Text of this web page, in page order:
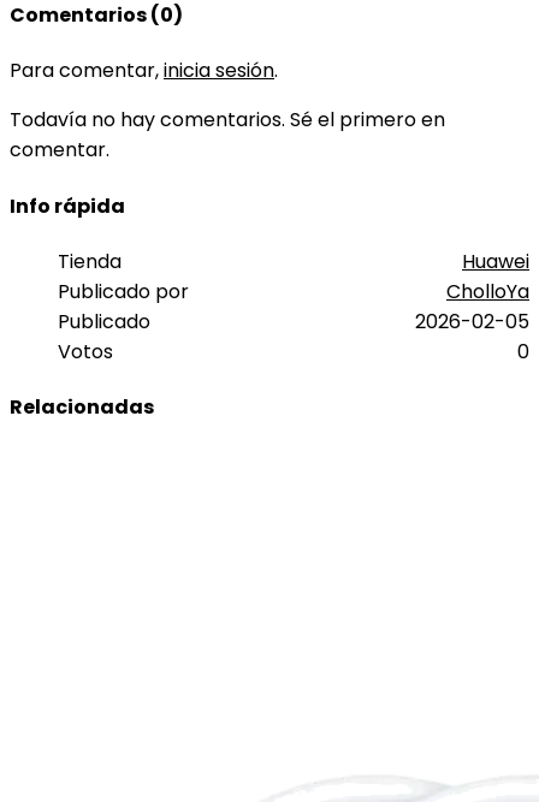
Comentarios (0)
Para comentar,inicia sesión.
Todavía no hay comentarios. Sé el primero en
comentar.
Info rápida
Tienda
Huawei
Publicado por
CholloYa
Publicado
2026-02-05
Votos
0
Relacionadas